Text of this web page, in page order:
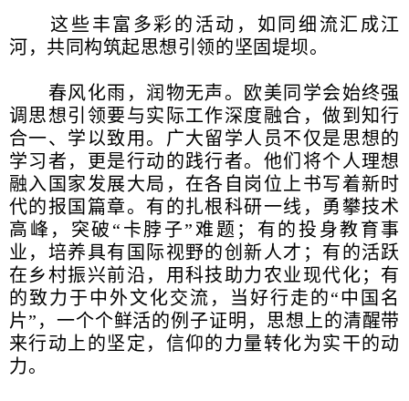
这些丰富多彩的活动，如同细流汇成江
河，共同构筑起思想引领的坚固堤坝。
春风化雨，润物无声。欧美同学会始终强
调思想引领要与实际工作深度融合，做到知行
合一、学以致用。广大留学人员不仅是思想的
学习者，更是行动的践行者。他们将个人理想
融入国家发展大局，在各自岗位上书写着新时
代的报国篇章。有的扎根科研一线，勇攀技术
高峰，突破“卡脖子”难题；有的投身教育事
业，培养具有国际视野的创新人才；有的活跃
在乡村振兴前沿，用科技助力农业现代化；有
的致力于中外文化交流，当好行走的“中国名
片”，一个个鲜活的例子证明，思想上的清醒带
来行动上的坚定，信仰的力量转化为实干的动
力。